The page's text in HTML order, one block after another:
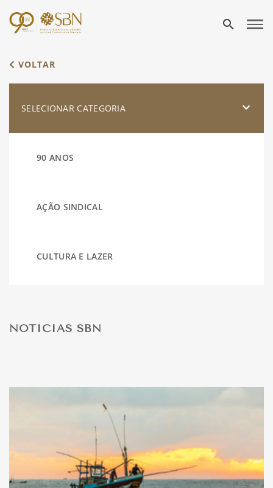
search
VOLTAR
SELECIONAR CATEGORIA
90 ANOS
AÇÃO SINDICAL
CULTURA E LAZER
NOTÍCIAS SBN